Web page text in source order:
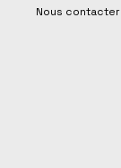
Nous contacter